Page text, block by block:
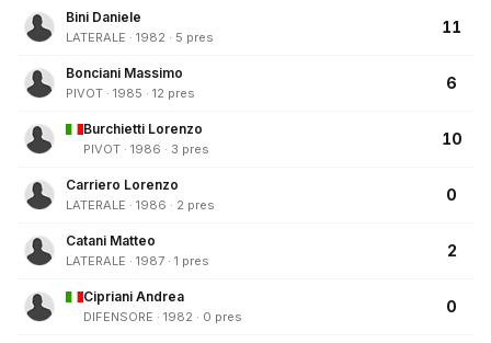
Bini Daniele
LATERALE · 1982 · 5 pres
11
Bonciani Massimo
PIVOT · 1985 · 12 pres
6
Burchietti Lorenzo
PIVOT · 1986 · 3 pres
10
Carriero Lorenzo
LATERALE · 1986 · 2 pres
0
Catani Matteo
LATERALE · 1987 · 1 pres
2
Cipriani Andrea
DIFENSORE · 1982 · 0 pres
0